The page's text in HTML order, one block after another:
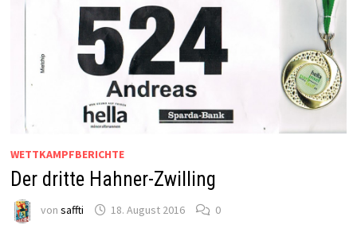
WETTKAMPFBERICHTE
Der dritte Hahner-Zwilling
von saffti 18. August 2016 0